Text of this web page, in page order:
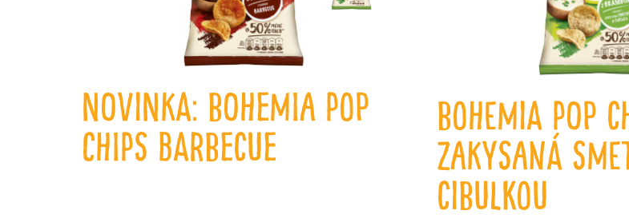
NOVINKA: Bohemia POP
CHIPS Barbecue
Bohemia POP
zakysaná
cibulkou